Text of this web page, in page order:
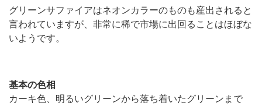
グリーンサファイアはネオンカラーのものも産出されると
言われていますが、非常に稀で市場に出回ることはほぼな
いようです。
基本の色相
カーキ色、明るいグリーンから落ち着いたグリーンまで